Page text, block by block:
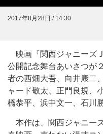
2017年8月28日 / 14:30
映画『関西ジャニーズ
公開記念舞台あいさつが
者の西畑大吾、向井康二
ャード敬太、正門良規、
橋恭平、浜中文一、石川
本作は、関西ジャニー